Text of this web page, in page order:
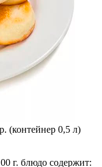
(контейнер 0,5 л)
г. блюдо содержит: